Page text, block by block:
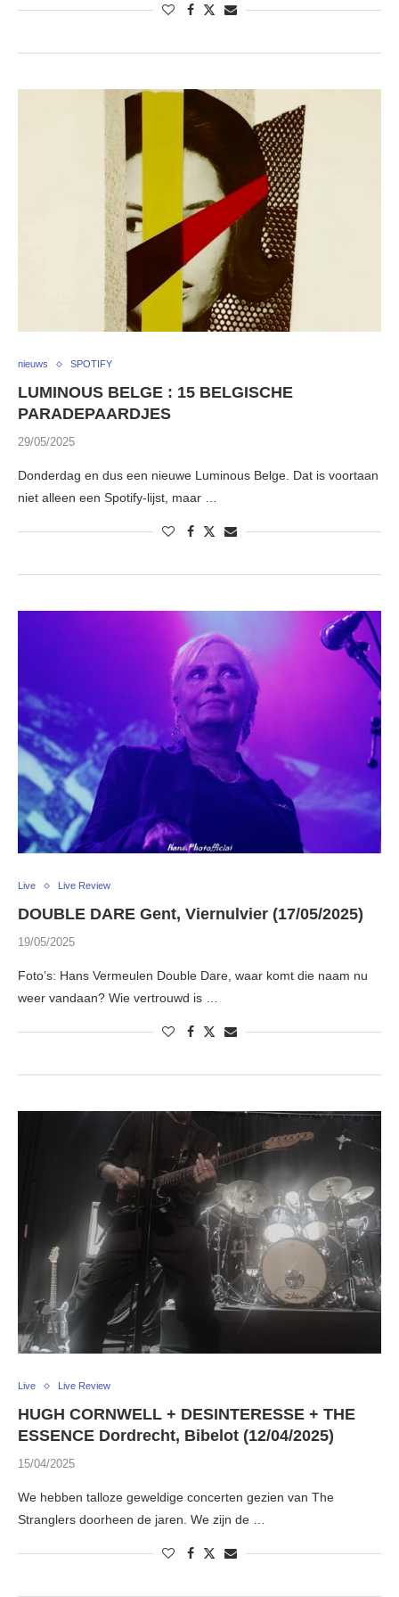
nieuws SPOTIFY
LUMINOUS BELGE : 15 BELGISCHE
PARADEPAARDJES
29/05/2025
Donderdag en dus een nieuwe Luminous Belge. Dat is voortaan
niet alleen een Spotify-lijst, maar …
Live Live Review
DOUBLE DARE Gent, Viernulvier (17/05/2025)
19/05/2025
Foto’s: Hans Vermeulen Double Dare, waar komt die naam nu
weer vandaan? Wie vertrouwd is …
Live Live Review
HUGH CORNWELL + DESINTERESSE + THE
ESSENCE Dordrecht, Bibelot (12/04/2025)
15/04/2025
We hebben talloze geweldige concerten gezien van The
Stranglers doorheen de jaren. We zijn de …